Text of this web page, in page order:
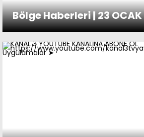
Bölge Haberleri | 23